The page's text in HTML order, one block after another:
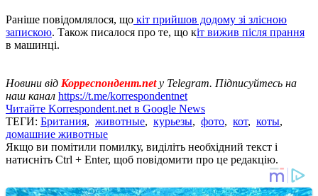
Раніше повідомлялося, що кіт прийшов додому зі злісною
запискою. Також писалося про те, що кіт вижив після прання
в машинці.
Новини від Корреспондент.net у Telegram. Підписуйтесь на
наш канал https://t.me/korrespondentnet
Читайте Korrespondent.net в Google News
ТЕГИ: Британия, животные, курьезы, фото, кот, коты,
домашние животные
Якщо ви помітили помилку, виділіть необхідний текст і
натисніть Ctrl + Enter, щоб повідомити про це редакцію.